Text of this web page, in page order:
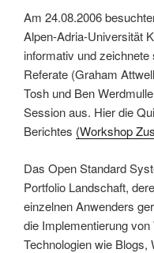
Am 24.08.2006
Alpen-Adria-Universität
informativ und
Referate (Graham
Tosh und Ben
Session aus. Hier die
Berichtes (Workshop
Das Open Standard
Portfolio Landschaft,
einzelnen Anwenders
die Implementierung
Technologien wie